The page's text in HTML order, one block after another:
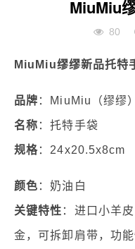
MiuMiu
80
MiuMiu缪缪新品托特
品牌 ：MiuMiu（缪缪）
名称 ：托特手袋
规格：24x20.5x8cm
颜色 ：奶油白
关键特性 ：进口小羊
金，可拆卸肩带，功